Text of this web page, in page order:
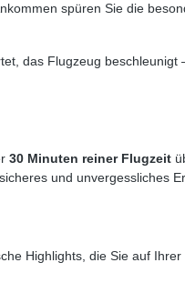
spüren Sie die
das Flugzeug
30 Minuten reiner Flugzeit
und unvergessliches
Highlights, die Sie auf